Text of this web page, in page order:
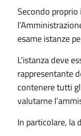
Secondo
esame istanze
L’istanza deve
rappresentante
contenere tutti
valutarne
In particolare, la